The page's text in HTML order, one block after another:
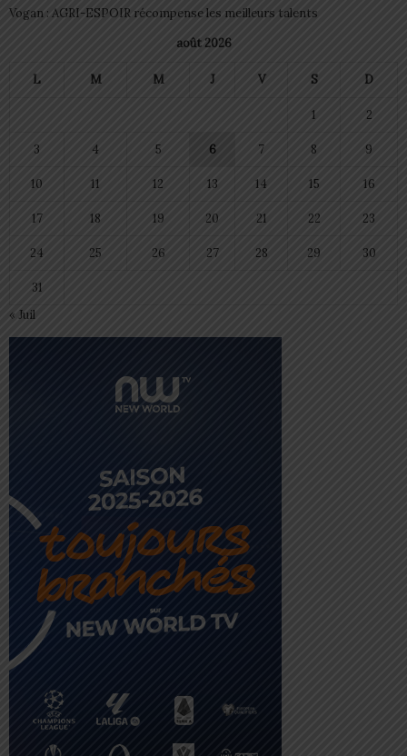
Vogan : AGRI-ESPOIR récompense les meilleurs talents
août 2026
L M M J V S D
1 2
3 4 5 6 7 8 9
10 11 12 13 14 15 16
17 18 19 20 21 22 23
24 25 26 27 28 29 30
31
« Juil